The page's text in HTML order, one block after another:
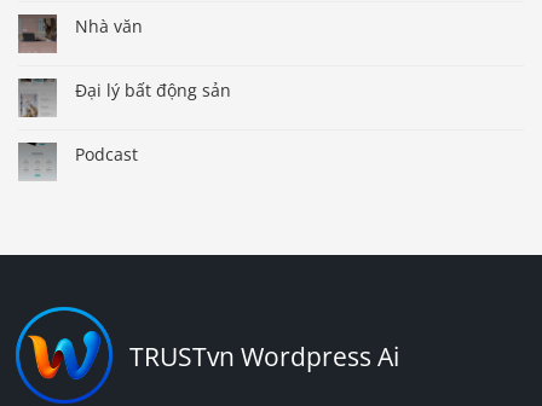
Nhà văn
Đại lý bất động sản
Podcast
TRUSTvn Wordpress Ai